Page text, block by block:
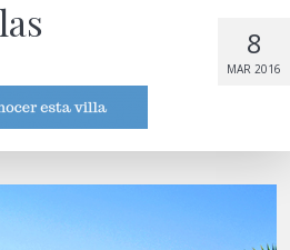
8
MAR 2016